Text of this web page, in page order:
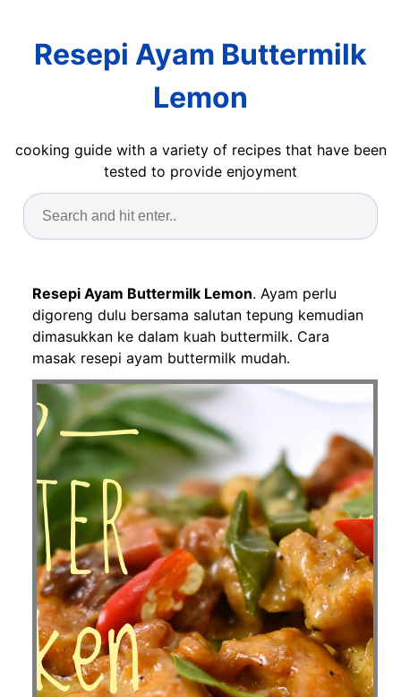
Resepi Ayam Buttermilk
Lemon
cooking guide with a variety of recipes that have been
tested to provide enjoyment
Resepi Ayam Buttermilk Lemon. Ayam perlu
digoreng dulu bersama salutan tepung kemudian
dimasukkan ke dalam kuah buttermilk. Cara
masak resepi ayam buttermilk mudah.